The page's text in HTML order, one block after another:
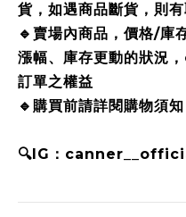
貨，如遇商品斷貨，則
🔹賣場內商品，價格/庫
漲幅、庫存更動的狀況
訂單之權益
🔹購買前請詳閱購物須
🔍IG：